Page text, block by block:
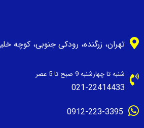
تهران، زرگنده، رودکی جنوبی، کوچه خلیلی،
شنبه تا چهارشنبه 9 صبح تا 5 عصر
021-22414433
0912-223-3395